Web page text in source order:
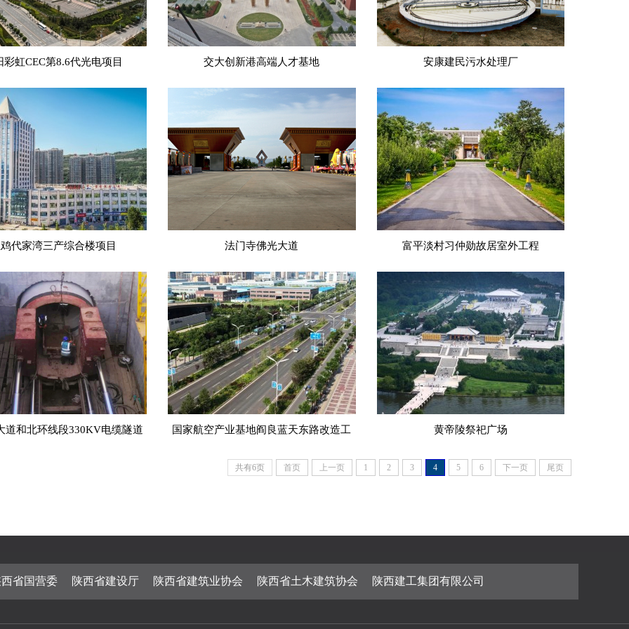
彩虹CEC第8.6代光电项目 交大创新港高端人才基地 安康建民污水处理厂
代家湾三产综合楼项目 法门寺佛光大道 富平淡村习仲勋故居室外工程
道和北环线段330KV电缆隧道
国家航空产业基地阎良蓝天东路改造工
黄帝陵祭祀广场
共有6页 首页 上一页 1 2 3 4 5 6 下一页 尾页
省国营委 陕西省建设厅 陕西省建筑业协会 陕西省土木建筑协会 陕西建工集团有限公司